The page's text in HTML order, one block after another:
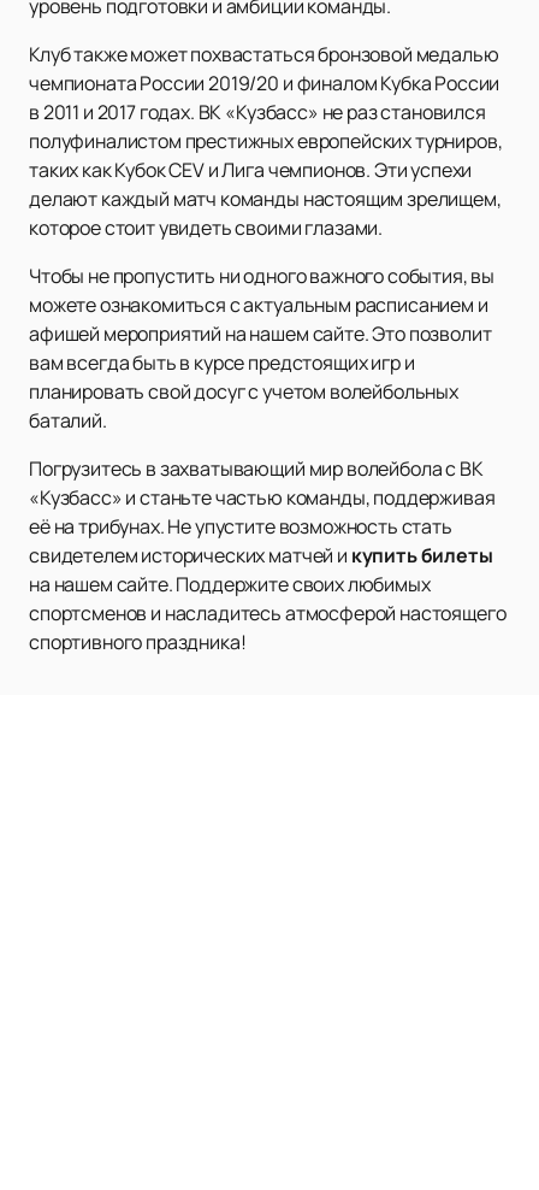
уровень подготовки и амбиции команды.
Клуб также может похвастаться бронзовой медалью
чемпионата России 2019/20 и финалом Кубка России
в 2011 и 2017 годах. ВК «Кузбасс» не раз становился
полуфиналистом престижных европейских турниров,
таких как Кубок CEV и Лига чемпионов. Эти успехи
делают каждый матч команды настоящим зрелищем,
которое стоит увидеть своими глазами.
Чтобы не пропустить ни одного важного события, вы
можете ознакомиться с актуальным расписанием и
афишей мероприятий на нашем сайте. Это позволит
вам всегда быть в курсе предстоящих игр и
планировать свой досуг с учетом волейбольных
баталий.
Погрузитесь в захватывающий мир волейбола с ВК
«Кузбасс» и станьте частью команды, поддерживая
её на трибунах. Не упустите возможность стать
свидетелем исторических матчей и купить билеты
на нашем сайте. Поддержите своих любимых
спортсменов и насладитесь атмосферой настоящего
спортивного праздника!